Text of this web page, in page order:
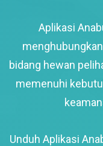
Aplikasi
bidang hewan
memenuhi
Unduh Aplikasi